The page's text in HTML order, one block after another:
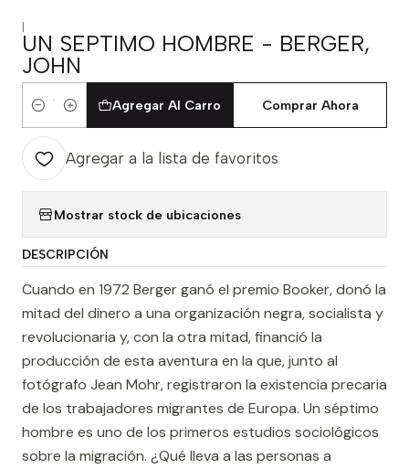
|
UN SEPTIMO HOMBRE - BERGER,
JOHN
Cantidad
Agregar Al Carro Comprar Ahora
Agregar a la lista de favoritos
Mostrar stock de ubicaciones
DESCRIPCIÓN
Cuando en 1972 Berger ganó el premio Booker, donó la
mitad del dinero a una organización negra, socialista y
revolucionaria y, con la otra mitad, financió la
producción de esta aventura en la que, junto al
fotógrafo Jean Mohr, registraron la existencia precaria
de los trabajadores migrantes de Europa. Un séptimo
hombre es uno de los primeros estudios sociológicos
sobre la migración. ¿Qué lleva a las personas a